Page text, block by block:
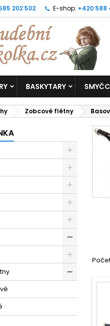
202 502 E-shop: +420 588
BASKYTARY
Zobcové flétny